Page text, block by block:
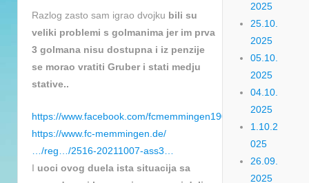
Razlog zasto sam igrao dvojku bili su
veliki problemi s golmanima jer im prva
3 golmana nisu dostupna i iz penzije
se morao vratiti Gruber i stati medju
stative..
https://www.facebook.com/fcmemmingen1907/posts/
https://www.fc-memmingen.de/
…/reg…/2516-20211007-ass3…
I uoci ovog duela ista situacija sa
2025
25.10.
2025
05.10.
2025
04.10.
2025
1.10.2
025
26.09.
2025